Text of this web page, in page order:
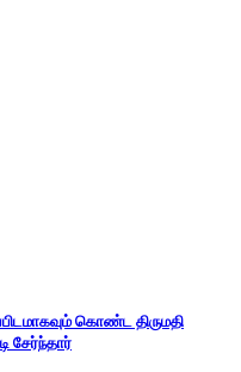
கொண்ட திருமதி
சேர்ந்தார்